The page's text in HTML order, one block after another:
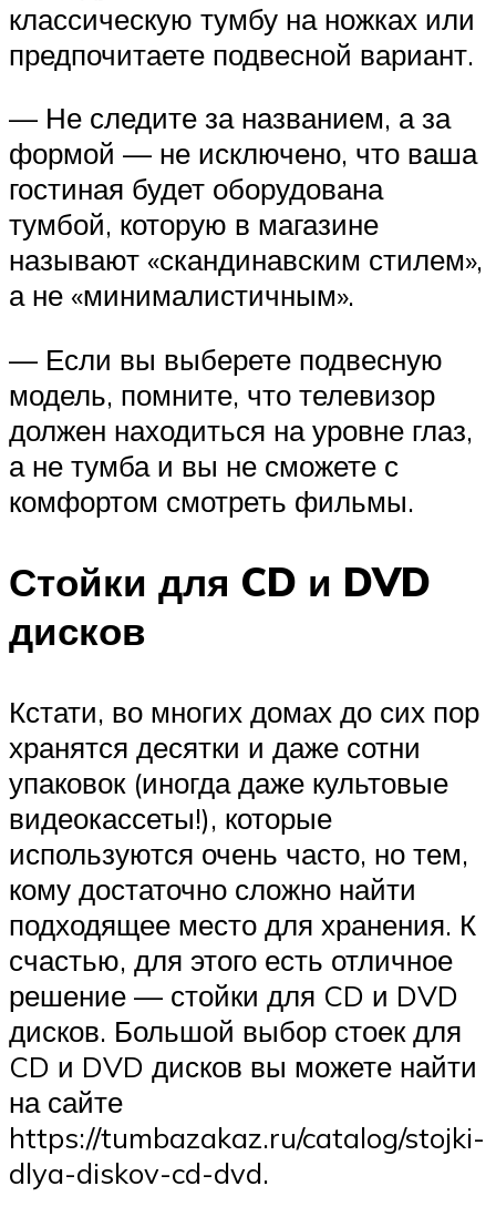
классическую тумбу на ножках или
предпочитаете подвесной вариант.
— Не следите за названием, а за
формой — не исключено, что ваша
гостиная будет оборудована
тумбой, которую в магазине
называют «скандинавским стилем»,
а не «минималистичным».
— Если вы выберете подвесную
модель, помните, что телевизор
должен находиться на уровне глаз,
а не тумба и вы не сможете с
комфортом смотреть фильмы.
Стойки для CD и DVD
дисков
Кстати, во многих домах до сих пор
хранятся десятки и даже сотни
упаковок (иногда даже культовые
видеокассеты!), которые
используются очень часто, но тем,
кому достаточно сложно найти
подходящее место для хранения. К
счастью, для этого есть отличное
решение — стойки для CD и DVD
дисков. Большой выбор стоек для
CD и DVD дисков вы можете найти
на сайте
https://tumbazakaz.ru/catalog/stojki-
dlya-diskov-cd-dvd.